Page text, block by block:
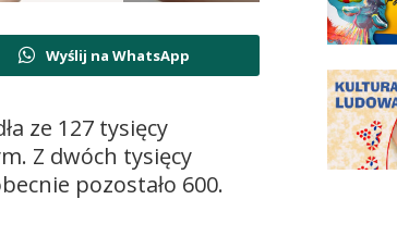
Wyślij na WhatsApp
ze 127 tysięcy
Z dwóch tysięcy
pozostało 600.